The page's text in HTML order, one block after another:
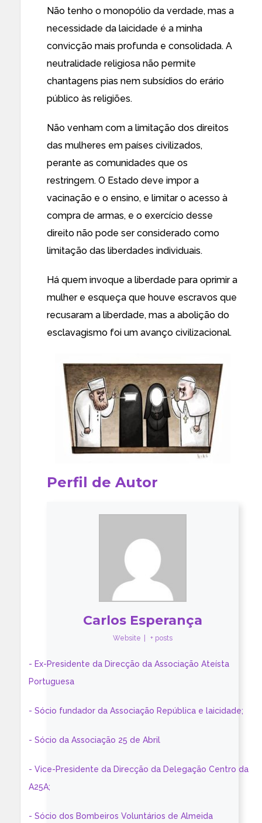
Não tenho o monopólio da verdade, mas a
necessidade da laicidade é a minha
convicção mais profunda e consolidada. A
neutralidade religiosa não permite
chantagens pias nem subsídios do erário
público às religiões.
Não venham com a limitação dos direitos
das mulheres em países civilizados,
perante as comunidades que os
restringem. O Estado deve impor a
vacinação e o ensino, e limitar o acesso à
compra de armas, e o exercício desse
direito não pode ser considerado como
limitação das liberdades individuais.
Há quem invoque a liberdade para oprimir a
mulher e esqueça que houve escravos que
recusaram a liberdade, mas a abolição do
esclavagismo foi um avanço civilizacional.
Perfil de Autor
Carlos Esperança
Website + posts
- Ex-Presidente da Direcção da Associação Ateísta
Portuguesa
- Sócio fundador da Associação República e laicidade;
- Sócio da Associação 25 de Abril
- Vice-Presidente da Direcção da Delegação Centro da
A25A;
- Sócio dos Bombeiros Voluntários de Almeida